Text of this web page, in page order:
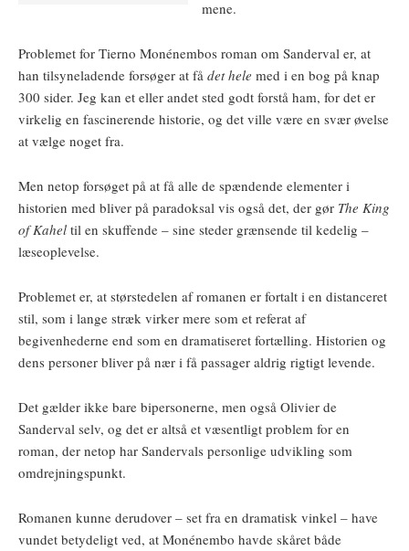
mene.
Problemet for Tierno Monénembos roman om Sanderval er, at
han tilsyneladende forsøger at få det hele med i en bog på knap
300 sider. Jeg kan et eller andet sted godt forstå ham, for det er
virkelig en fascinerende historie, og det ville være en svær øvelse
at vælge noget fra.
Men netop forsøget på at få alle de spændende elementer i
historien med bliver på paradoksal vis også det, der gør The King
of Kahel til en skuffende – sine steder grænsende til kedelig –
læseoplevelse.
Problemet er, at størstedelen af romanen er fortalt i en distanceret
stil, som i lange stræk virker mere som et referat af
begivenhederne end som en dramatiseret fortælling. Historien og
dens personer bliver på nær i få passager aldrig rigtigt levende.
Det gælder ikke bare bipersonerne, men også Olivier de
Sanderval selv, og det er altså et væsentligt problem for en
roman, der netop har Sandervals personlige udvikling som
omdrejningspunkt.
Romanen kunne derudover – set fra en dramatisk vinkel – have
vundet betydeligt ved, at Monénembo havde skåret både